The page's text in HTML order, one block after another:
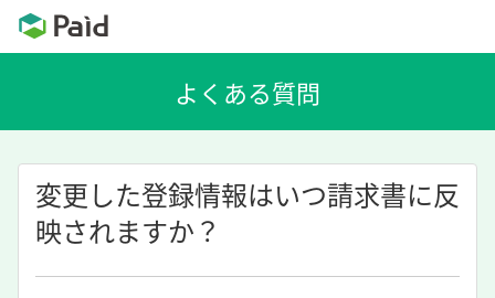
変更した登録情報はいつ請求書に反
映されますか？